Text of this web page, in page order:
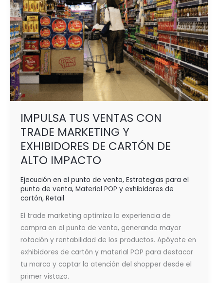
IMPULSA TUS VENTAS CON
TRADE MARKETING Y
EXHIBIDORES DE CARTÓN DE
ALTO IMPACTO
Ejecución en el punto de venta, Estrategias para el
punto de venta, Material POP y exhibidores de
cartón, Retail
El trade marketing optimiza la experiencia de
compra en el punto de venta, generando mayor
rotación y rentabilidad de los productos. Apóyate en
exhibidores de cartón y material POP para destacar
tu marca y captar la atención del shopper desde el
primer vistazo.
DE
CARTÓN
DE
ALTO
IMPACTO